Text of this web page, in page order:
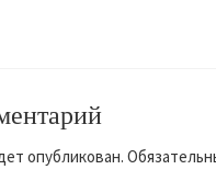
опубликован.